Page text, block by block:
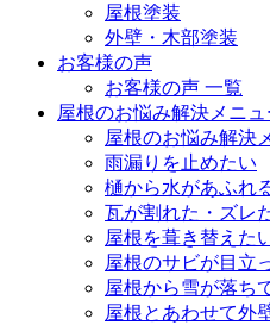
屋根塗装
外壁・木部塗装
お客様の声
お客様の声 一覧
屋根のお悩み解決メニュ
屋根のお悩み解決
雨漏りを止めたい
樋から水があふれ
瓦が割れた・ズレ
屋根を葺き替えた
屋根のサビが目立
屋根から雪が落ち
屋根とあわせて外